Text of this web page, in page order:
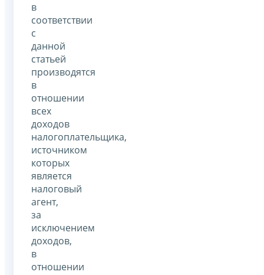
в
соответствии
с
данной
статьей
производятся
в
отношении
всех
доходов
налогоплательщика,
источником
которых
является
налоговый
агент,
за
исключением
доходов,
в
отношении